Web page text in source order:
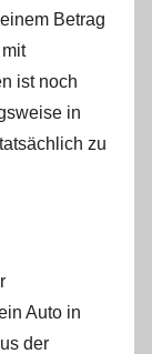
Betrag
ist noch
in
zu
Auto in
der